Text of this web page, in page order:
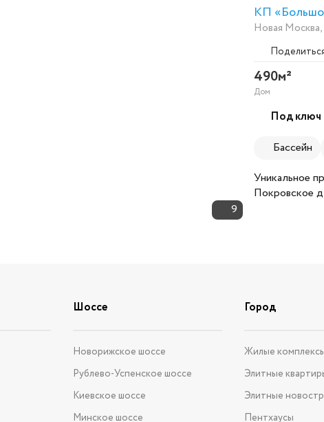
9
КП
Новая Москва,
490м²
Дом
Под ключ
Бассейн
Уникальное
Покровское
Шоссе
Новорижское шоссе
Рублево-Успенское шоссе
Киевское шоссе
Минское шоссе
Город
Жилые
Элитные
Элитные
Пентхаусы